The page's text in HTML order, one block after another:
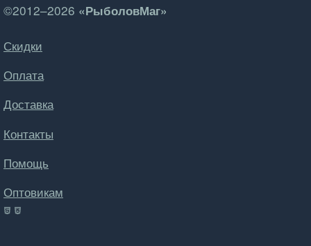
©2012–2026 «РыболовМаг»
Скидки
Оплата
Доставка
Контакты
Помощь
Оптовикам